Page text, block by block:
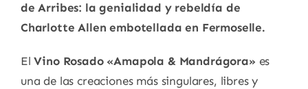
de Arribes: la genialidad y rebeldía de
Charlotte Allen embotellada en Fermoselle.
ElVino Rosado «Amapola & Mandrágora» es
una de las creaciones más singulares, libres y